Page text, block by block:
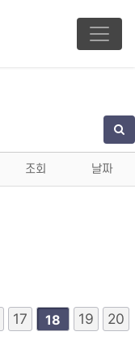
조회 날짜
17 18 19 20